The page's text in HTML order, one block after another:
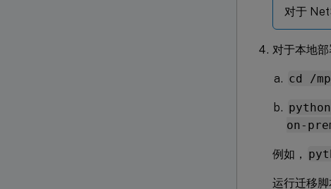
对于
对于本地
cd /
on-
例如，
运行迁移脚